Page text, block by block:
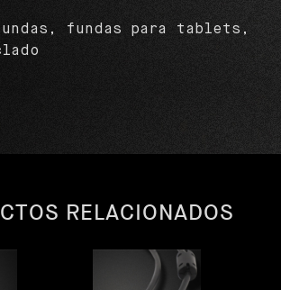
, fundas para tablets ,
RELACIONADOS